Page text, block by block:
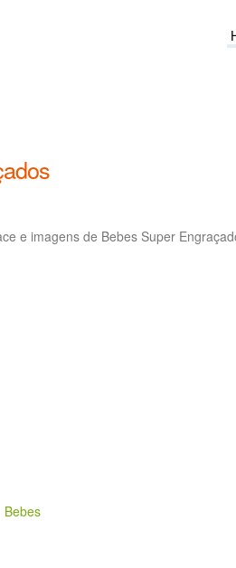
e imagens de Bebes Super
Bebes